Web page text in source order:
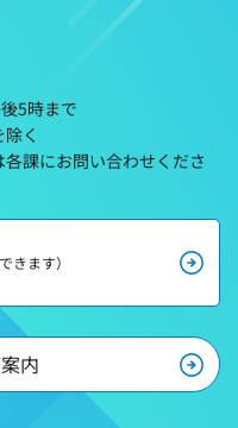
5時まで
く
課にお問い合わせくださ
きます）
内